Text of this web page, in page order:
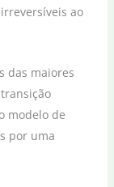
ao
das maiores
modelo de
por uma